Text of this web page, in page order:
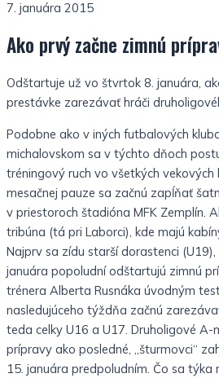
7. januára 2015
Ako prvý začne zimnú
Odštartuje už vo štvrtok 8. januára,
prestávke zarezávať hráči
Podobne ako v iných futbalových
michalovskom sa v týchto dňoch
tréningový ruch vo všetkých vekových
mesačnej pauze sa začnú zapĺňať
v priestoroch štadióna MFK Zemplín.
tribúna (tá pri Laborci), kde majú
Najprv sa zídu starší dorastenci
januára popoludní odštartujú zimnú
trénera Alberta Rusnáka úvodným
nasledujúceho týždňa začnú
teda celky U16 a U17. Druholigové
prípravy ako posledné, „šturmovci“
15. januára predpoludním. Čo sa týka